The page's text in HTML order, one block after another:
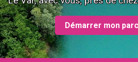
Démarrer mon